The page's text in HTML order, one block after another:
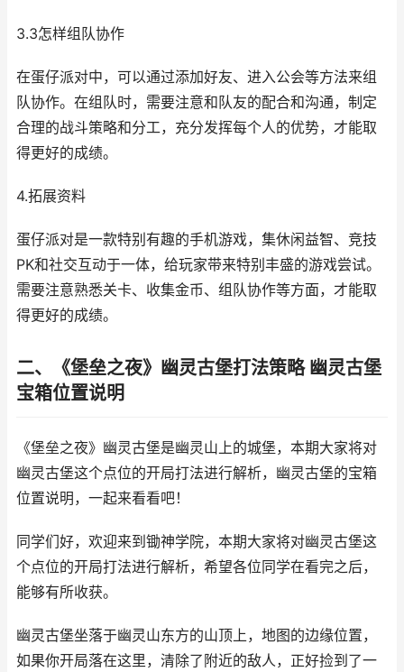
3.3怎样组队协作
在蛋仔派对中，可以通过添加好友、进入公会等方法来组
队协作。在组队时，需要注意和队友的配合和沟通，制定
合理的战斗策略和分工，充分发挥每个人的优势，才能取
得更好的成绩。
4.拓展资料
蛋仔派对是一款特别有趣的手机游戏，集休闲益智、竞技
PK和社交互动于一体，给玩家带来特别丰盛的游戏尝试。
需要注意熟悉关卡、收集金币、组队协作等方面，才能取
得更好的成绩。
二、《堡垒之夜》幽灵古堡打法策略 幽灵古堡
宝箱位置说明
《堡垒之夜》幽灵古堡是幽灵山上的城堡，本期大家将对
幽灵古堡这个点位的开局打法进行解析，幽灵古堡的宝箱
位置说明，一起来看看吧！
同学们好，欢迎来到锄神学院，本期大家将对幽灵古堡这
个点位的开局打法进行解析，希望各位同学在看完之后，
能够有所收获。
幽灵古堡坐落于幽灵山东方的山顶上，地图的边缘位置，
如果你开局落在这里，清除了附近的敌人，正好捡到了一